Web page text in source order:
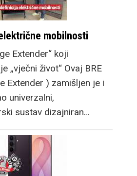
mobilnosti
Extender“ koji
„vječni život“ Ovaj BRE
Extender ) zamišljen je i
univerzalni,
sustav dizajniran…